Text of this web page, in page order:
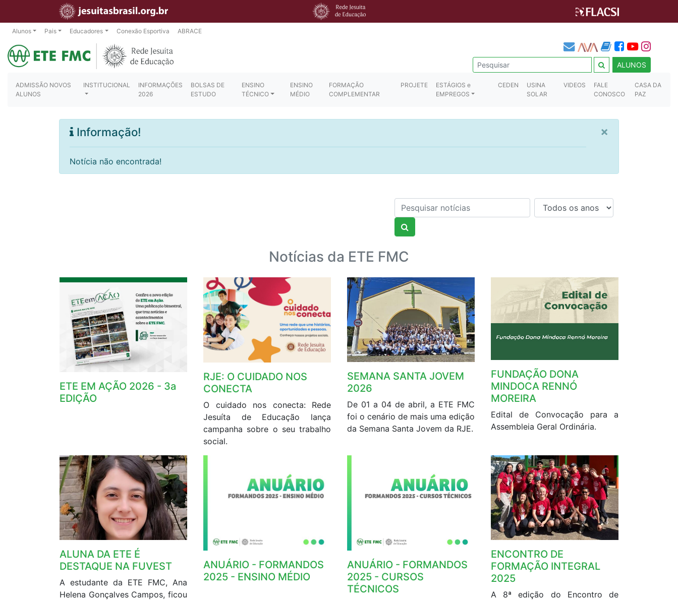
Alunos Pais Educadores Conexão Esportiva ABRACE
ALUNOS
ADMISSÃO NOVOS
ALUNOS
INSTITUCIONAL
INFORMAÇÕES
2026
BOLSAS DE
ESTUDO
ENSINO
TÉCNICO
ENSINO
MÉDIO
FORMAÇÃO
COMPLEMENTAR
PROJETE
ESTÁGIOS e
EMPREGOS
CEDEN
USINA
SOLAR
VIDEOS
FALE
CONOSCO
CASA DA
PAZ
×
Informação!
Notícia não encontrada!
Nome
Notícias da ETE FMC
ETE EM AÇÃO 2026 - 3a
EDIÇÃO
RJE: O CUIDADO NOS
CONECTA
O cuidado nos conecta: Rede
Jesuíta de Educação lança
campanha sobre o seu trabalho
social.
SEMANA SANTA JOVEM
2026
De 01 a 04 de abril, a ETE FMC
foi o cenário de mais uma edição
da Semana Santa Jovem da RJE.
FUNDAÇÃO DONA
MINDOCA RENNÓ
MOREIRA
Edital de Convocação para a
Assembleia Geral Ordinária.
ALUNA DA ETE É
DESTAQUE NA FUVEST
A estudante da ETE FMC, Ana
Helena Gonçalves Campos, ficou
ANUÁRIO - FORMANDOS
2025 - ENSINO MÉDIO
ANUÁRIO - FORMANDOS
2025 - CURSOS
TÉCNICOS
ENCONTRO DE
FORMAÇÃO INTEGRAL
2025
A 8ª edição do Encontro de